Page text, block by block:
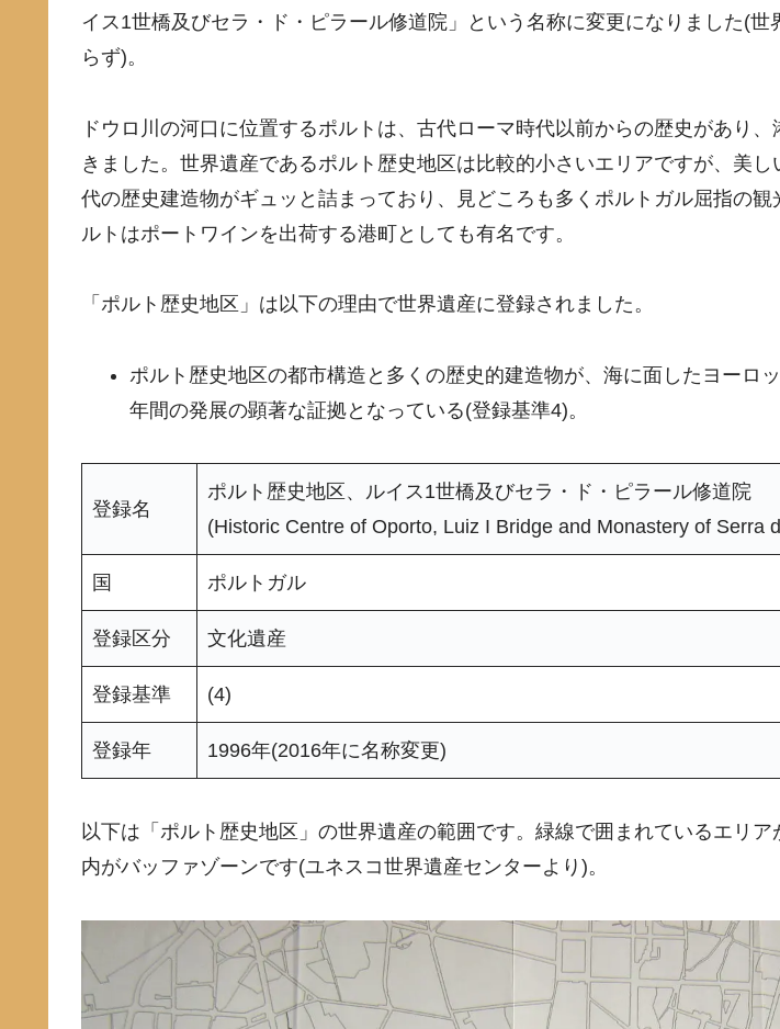
イス1世橋及びセラ・ド・ピラール修道院」という名称に変更になりました(世
らず)。
ドウロ川の河口に位置するポルトは、古代ローマ時代以前からの歴史があり、
きました。世界遺産であるポルト歴史地区は比較的小さいエリアですが、美し
代の歴史建造物がギュッと詰まっており、見どころも多くポルトガル屈指の観
ルトはポートワインを出荷する港町としても有名です。
「ポルト歴史地区」は以下の理由で世界遺産に登録されました。
ポルト歴史地区の都市構造と多くの歴史的建造物が、海に面したヨーロ
年間の発展の顕著な証拠となっている(登録基準4)。
登録名
ポルト歴史地区、ルイス1世橋及びセラ・ド・ピラール修道院
(Historic Centre of Oporto, Luiz I Bridge and Monastery of Serra
国 ポルトガル
登録区分 文化遺産
登録基準 (4)
登録年 1996年(2016年に名称変更)
以下は「ポルト歴史地区」の世界遺産の範囲です。緑線で囲まれているエリア
内がバッファゾーンです(ユネスコ世界遺産センターより)。